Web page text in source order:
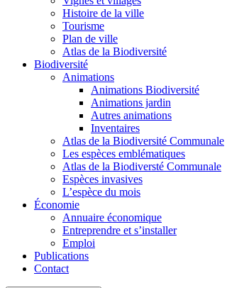
Histoire de la ville
Tourisme
Plan de ville
Atlas de la Biodiversité
Biodiversité
Animations
Animations Biodiversité
Animations jardin
Autres animations
Inventaires
Atlas de la Biodiversité Communale
Les espèces emblématiques
Atlas de la Biodiversté Communale
Espèces invasives
L’espèce du mois
Économie
Annuaire économique
Entreprendre et s’installer
Emploi
Publications
Contact